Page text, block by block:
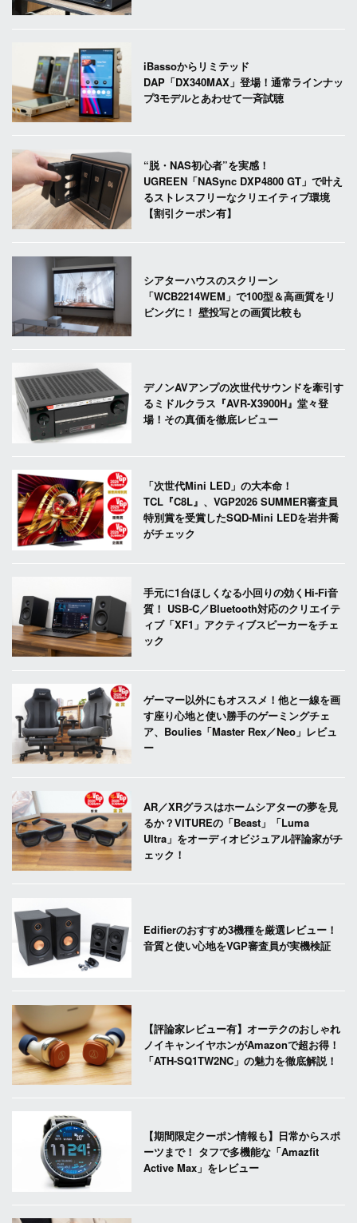
iBassoからリミテッド
DAP「DX340MAX」登場！通常ラインナッ
プ3モデルとあわせて一斉試聴
“脱・NAS初心者”を実感！
UGREEN「NASync DXP4800 GT」で叶え
るストレスフリーなクリエイティブ環境
【割引クーポン有】
シアターハウスのスクリーン
「WCB2214WEM」で100型＆高画質をリ
ビングに！ 壁投写との画質比較も
デノンAVアンプの次世代サウンドを牽引す
るミドルクラス『AVR-X3900H』堂々登
場！その真価を徹底レビュー
「次世代Mini LED」の大本命！
TCL『C8L』、VGP2026 SUMMER審査員
特別賞を受賞したSQD-Mini LEDを岩井喬
がチェック
手元に1台ほしくなる小回りの効くHi-Fi音
質！ USB-C／Bluetooth対応のクリエイテ
ィブ「XF1」アクティブスピーカーをチェ
ック
ゲーマー以外にもオススメ！他と一線を画
す座り心地と使い勝手のゲーミングチェ
ア、Boulies「Master Rex／Neo」レビュ
ー
AR／XRグラスはホームシアターの夢を見
るか？VITUREの「Beast」「Luma
Ultra」をオーディオビジュアル評論家がチ
ェック！
Edifierのおすすめ3機種を厳選レビュー！
音質と使い心地をVGP審査員が実機検証
【評論家レビュー有】オーテクのおしゃれ
ノイキャンイヤホンがAmazonで超お得！
「ATH-SQ1TW2NC」の魅力を徹底解説！
【期間限定クーポン情報も】日常からスポ
ーツまで！ タフで多機能な「Amazfit
Active Max」をレビュー